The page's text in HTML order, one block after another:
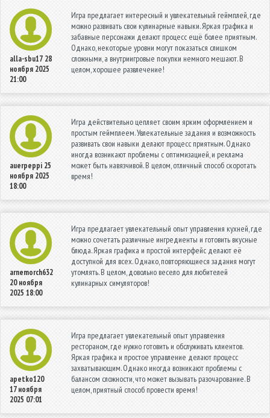
alla-sbu17 28
ноября 2025
21:00
Игра предлагает интересный и увлекательный геймплей, где
можно развивать свои кулинарные навыки. Яркая графика и
забавные персонажи делают процесс ещё более приятным.
Однако, некоторые уровни могут показаться слишком
сложными, а внутриигровые покупки немного мешают. В
целом, хорошее развлечение!
auerpeppi 25
ноября 2025
18:00
Игра действительно цепляет своим ярким оформлением и
простым геймплеем. Увлекательные задания и возможность
развивать свои навыки делают процесс приятным. Однако
иногда возникают проблемы с оптимизацией, и реклама
может быть навязчивой. В целом, отличный способ скоротать
время!
arnemorch632
20 ноября
2025 18:00
Игра предлагает увлекательный опыт управления кухней, где
можно сочетать различные ингредиенты и готовить вкусные
блюда. Яркая графика и простой интерфейс делают её
доступной для всех. Однако, повторяющиеся задания могут
утомлять. В целом, довольно весело для любителей
кулинарных симуляторов!
apetko120
17 ноября
2025 07:01
Игра предлагает увлекательный опыт управления
рестораном, где нужно готовить и обслуживать клиентов.
Яркая графика и простое управление делают процесс
захватывающим. Однако иногда возникают проблемы с
балансом сложности, что может вызывать разочарование. В
целом, приятный способ провести время!